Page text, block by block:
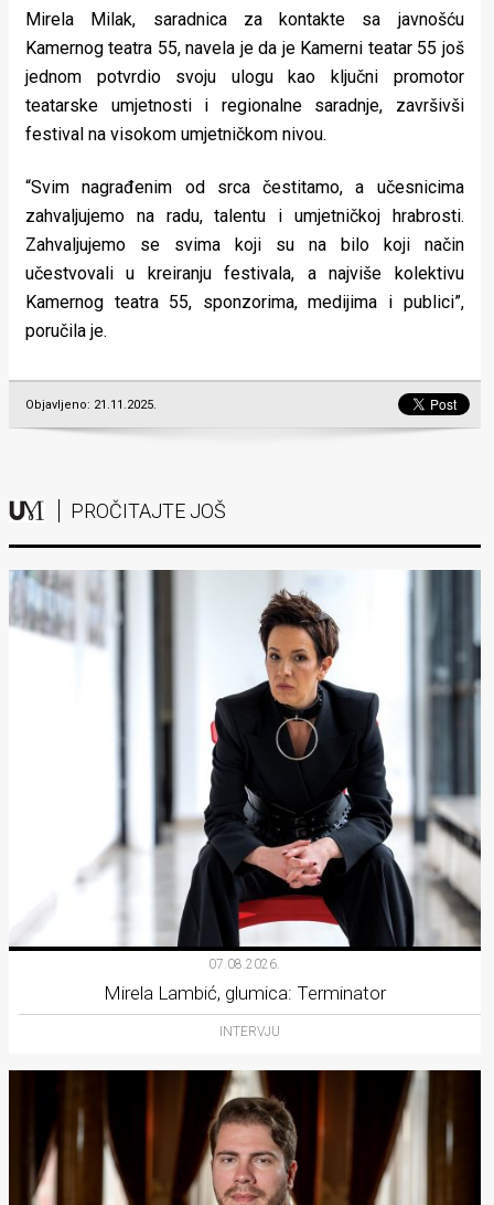
Mirela Milak, saradnica za kontakte sa javnošću
Kamernog teatra 55, navela je da je Kamerni teatar 55 još
jednom potvrdio svoju ulogu kao ključni promotor
teatarske umjetnosti i regionalne saradnje, završivši
festival na visokom umjetničkom nivou.
“Svim nagrađenim od srca čestitamo, a učesnicima
zahvaljujemo na radu, talentu i umjetničkoj hrabrosti.
Zahvaljujemo se svima koji su na bilo koji način
učestvovali u kreiranju festivala, a najviše kolektivu
Kamernog teatra 55, sponzorima, medijima i publici”,
poručila je.
Objavljeno: 21.11.2025.
PROČITAJTE JOŠ
07.08.2026.
Mirela Lambić, glumica: Terminator
INTERVJU